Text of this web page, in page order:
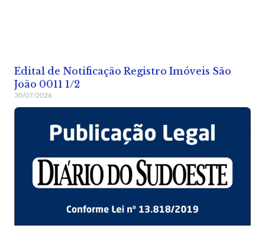
Edital de Notificação Registro Imóveis São
João 0011 1/2
30/07/2026